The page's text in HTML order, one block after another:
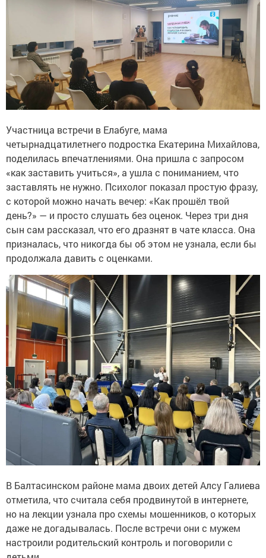
Участница встречи в Елабуге, мама
четырнадцатилетнего подростка Екатерина Михайлова,
поделилась впечатлениями. Она пришла с запросом
«как заставить учиться», а ушла с пониманием, что
заставлять не нужно. Психолог показал простую фразу,
с которой можно начать вечер: «Как прошёл твой
день?» — и просто слушать без оценок. Через три дня
сын сам рассказал, что его дразнят в чате класса. Она
призналась, что никогда бы об этом не узнала, если бы
продолжала давить с оценками.
В Балтасинском районе мама двоих детей Алсу Галиева
отметила, что считала себя продвинутой в интернете,
но на лекции узнала про схемы мошенников, о которых
даже не догадывалась. После встречи они с мужем
настроили родительский контроль и поговорили с